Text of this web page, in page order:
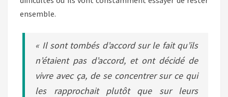
ensemble.
« Il sont tombés d’accord sur le fait qu’ils
n’étaient pas d’accord, et ont décidé de
vivre avec ça, de se concentrer sur ce qui
les rapprochait plutôt que sur leurs